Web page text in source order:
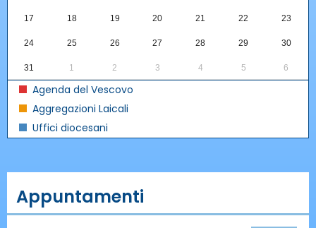
17 18 19 20 21 22 23
24 25 26 27 28 29 30
31 1 2 3 4 5 6
Agenda del Vescovo
Aggregazioni Laicali
Uffici diocesani
Appuntamenti